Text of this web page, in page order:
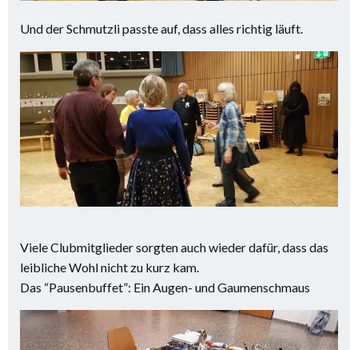
Und der Schmutzli passte auf, dass alles richtig läuft.
Viele Clubmitglieder sorgten auch wieder dafür, dass das
leibliche Wohl nicht zu kurz kam.
Das “Pausenbuffet”: Ein Augen- und Gaumenschmaus